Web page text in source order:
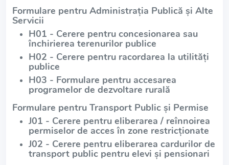
Formulare pentru Administrația Publică și Alte
Servicii
H01 - Cerere pentru concesionarea sau
închirierea terenurilor publice
H02 - Cerere pentru racordarea la utilități
publice
H03 - Formulare pentru accesarea
programelor de dezvoltare rurală
Formulare pentru Transport Public și Permise
J01 - Cerere pentru eliberarea / reînnoirea
permiselor de acces în zone restricționate
J02 - Cerere pentru eliberarea cardurilor de
transport public pentru elevi și pensionari